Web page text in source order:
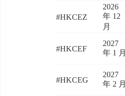
#HKCEZ
2026
年 12
月
#HKCEF
2027
年 1 月
#HKCEG
2027
年 2 月